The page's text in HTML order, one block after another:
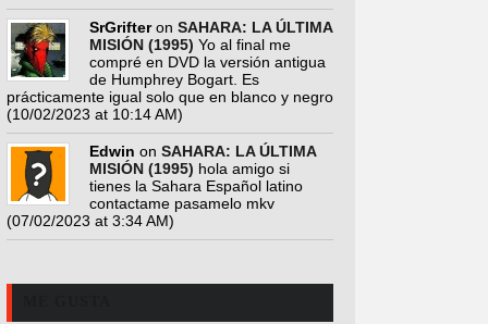
SrGrifteron SAHARA: LA ÚLTIMA
MISIÓN (1995) Yo al final me
compré en DVD la versión antigua
de Humphrey Bogart. Es
prácticamente igual solo que en blanco y negro
(10/02/2023 at 10:14 AM)
Edwin on SAHARA: LA ÚLTIMA
MISIÓN (1995) hola amigo si
tienes la Sahara Español latino
contactame pasamelo mkv
(07/02/2023 at 3:34 AM)